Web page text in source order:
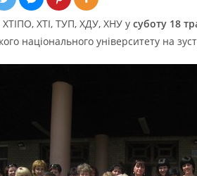
ХТІ, ТУП, ХДУ, ХНУ у суботу 18
національного університету на